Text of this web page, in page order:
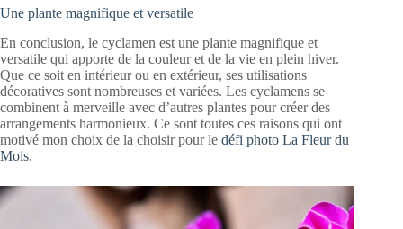
Une plante magnifique et versatile
En conclusion, le cyclamen est une plante magnifique et
versatile qui apporte de la couleur et de la vie en plein hiver.
Que ce soit en intérieur ou en extérieur, ses utilisations
décoratives sont nombreuses et variées. Les cyclamens se
combinent à merveille avec d’autres plantes pour créer des
arrangements harmonieux. Ce sont toutes ces raisons qui ont
motivé mon choix de la choisir pour le défi photo La Fleur du
Mois.